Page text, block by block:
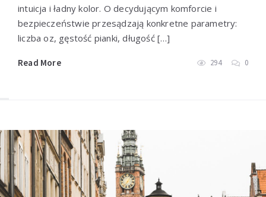
intuicja i ładny kolor. O decydującym komforcie i
bezpieczeństwie przesądzają konkretne parametry:
liczba oz, gęstość pianki, długość […]
Read More 294 0